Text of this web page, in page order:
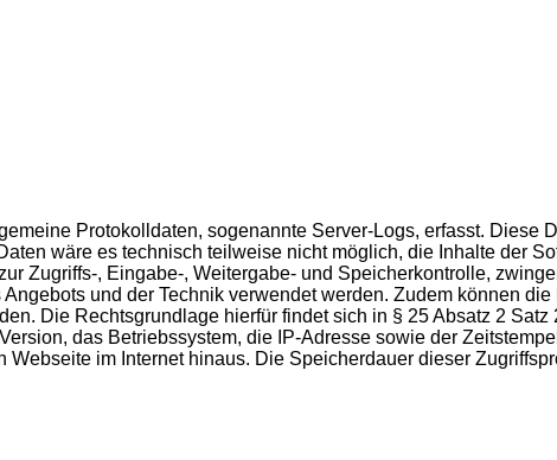
Protokolldaten, sogenannte Server-Logs, erfasst. Diese
wäre es technisch teilweise nicht möglich, die Inhalte der
Zugriffs-, Eingabe-, Weitergabe- und Speicherkontrolle,
und der Technik verwendet werden. Zudem können
Die Rechtsgrundlage hierfür findet sich in § 25 Absatz 2
das Betriebssystem, die IP-Adresse sowie der
im Internet hinaus. Die Speicherdauer dieser